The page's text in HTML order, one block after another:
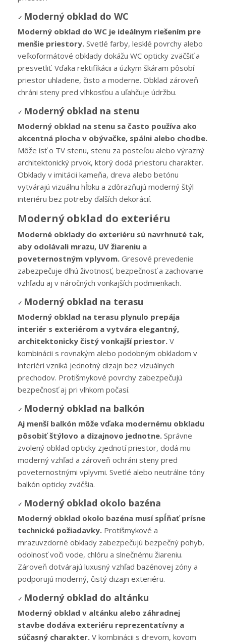
✓ Moderný obklad do WC
Moderný obklad do WC je ideálnym riešením pre
menšie priestory. Svetlé farby, lesklé povrchy alebo
veľkoformátové obklady dokážu WC opticky zväčšiť a
presvetliť. Vďaka rektifikácii a úzkym škáram pôsobí
priestor uhladene, čisto a moderne. Obklad zároveň
chráni steny pred vlhkosťou a uľahčuje údržbu.
✓ Moderný obklad na stenu
Moderný obklad na stenu sa často používa ako
akcentná plocha v obývačke, spálni alebo chodbe.
Môže ísť o TV stenu, stenu za posteľou alebo výrazný
architektonický prvok, ktorý dodá priestoru charakter.
Obklady v imitácii kameňa, dreva alebo betónu
vytvárajú vizuálnu hĺbku a zdôrazňujú moderný štýl
interiéru bez potreby ďalších dekorácií.
Moderný obklad do exteriéru
Moderné obklady do exteriéru sú navrhnuté tak,
aby odolávali mrazu, UV žiareniu a
poveternostným vplyvom. Gresové prevedenie
zabezpečuje dlhú životnosť, bezpečnosť a zachovanie
vzhľadu aj v náročných vonkajších podmienkach.
✓ Moderný obklad na terasu
Moderný obklad na terasu plynulo prepája
interiér s exteriérom a vytvára elegantný,
architektonicky čistý vonkajší priestor. V
kombinácii s rovnakým alebo podobným obkladom v
interiéri vzniká jednotný dizajn bez vizuálnych
prechodov. Protišmykové povrchy zabezpečujú
bezpečnosť aj pri vlhkom počasí.
✓ Moderný obklad na balkón
Aj menší balkón môže vďaka modernému obkladu
pôsobiť štýlovo a dizajnovo jednotne. Správne
zvolený obklad opticky zjednotí priestor, dodá mu
moderný vzhľad a zároveň ochráni steny pred
poveternostnými vplyvmi. Svetlé alebo neutrálne tóny
balkón opticky zväčšia.
✓ Moderný obklad okolo bazéna
Moderný obklad okolo bazéna musí spĺňať prísne
technické požiadavky. Protišmykové a
mrazuvzdorné obklady zabezpečujú bezpečný pohyb,
odolnosť voči vode, chlóru a slnečnému žiareniu.
Zároveň dotvárajú luxusný vzhľad bazénovej zóny a
podporujú moderný, čistý dizajn exteriéru.
✓ Moderný obklad do altánku
Moderný obklad v altánku alebo záhradnej
stavbe dodáva exteriéru reprezentatívny a
súčasný charakter. V kombinácii s drevom, kovom